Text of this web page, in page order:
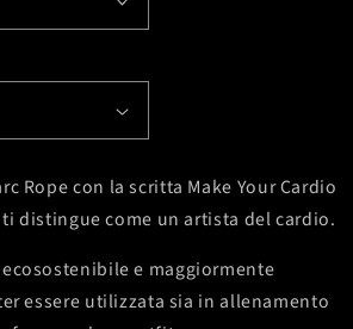
Rope con la scritta Make Your Cardio
distingue come un artista del cardio.
e maggiormente
essere utilizzata sia in allenamento